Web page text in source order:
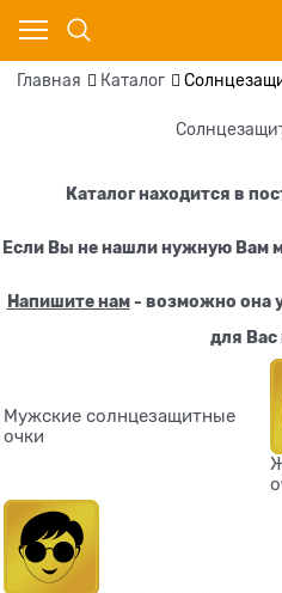
Главная Каталог
Каталог находится в
Если Вы не нашли нужную Вам
Напишите нам- возможно она у
для Вас
Мужские солнцезащитные
очки